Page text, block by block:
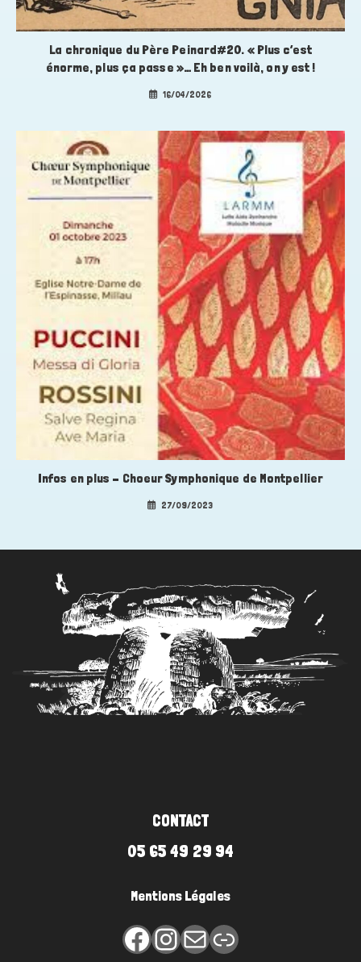
La chronique du Père Peinard#20. « Plus c’est
énorme, plus ça passe »… Eh ben voilà, on y est !
16/04/2026
Infos en plus – Choeur Symphonique de Montpellier
27/09/2023
CONTACT
05 65 49 29 94
Mentions Légales
FacebookInstagram
E-mail Lien